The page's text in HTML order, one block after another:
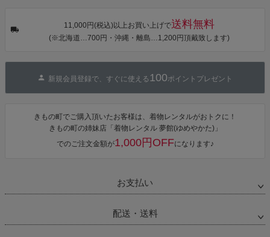
カシュクール
ワンピース 簡
単着付け 大人
11,000円(税込)以上お買い上げで送料無料
(※北海道…700円・沖縄・離島…1,200円頂戴致します)
新規会員登録で、すぐに使える 100ポイントプレゼント
きもの町でご購入頂いたお客様は、着物レンタルがおトクに！
きもの町の姉妹店「着物レンタル 夢館(ゆめやかた)」
でのご注文金額が1,000円OFFになります♪
お支払い
配送・送料